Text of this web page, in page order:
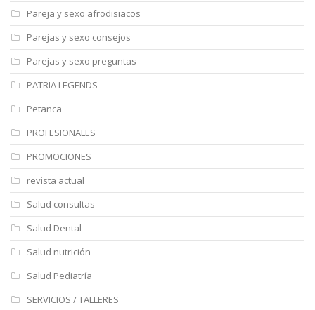
Pareja y sexo afrodisiacos
Parejas y sexo consejos
Parejas y sexo preguntas
PATRIA LEGENDS
Petanca
PROFESIONALES
PROMOCIONES
revista actual
Salud consultas
Salud Dental
Salud nutrición
Salud Pediatría
SERVICIOS / TALLERES